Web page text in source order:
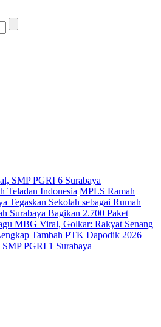
SMP PGRI 6 Surabaya
Teladan Indonesia MPLS Ramah
Tegaskan Sekolah sebagai Rumah
Surabaya Bagikan 2.700 Paket
MBG Viral, Golkar: Rakyat Senang
Tambah PTK Dapodik 2026
PGRI 1 Surabaya